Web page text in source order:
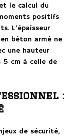
le calcul du
positifs
L’épaisseur
béton armé ne
une hauteur
5 cm à celle de
:
de sécurité,